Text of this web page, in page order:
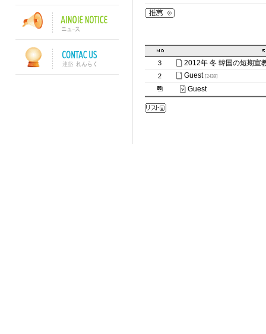
3 2012年 冬 韓国の短期宣
2 Guest [2439]
Guest